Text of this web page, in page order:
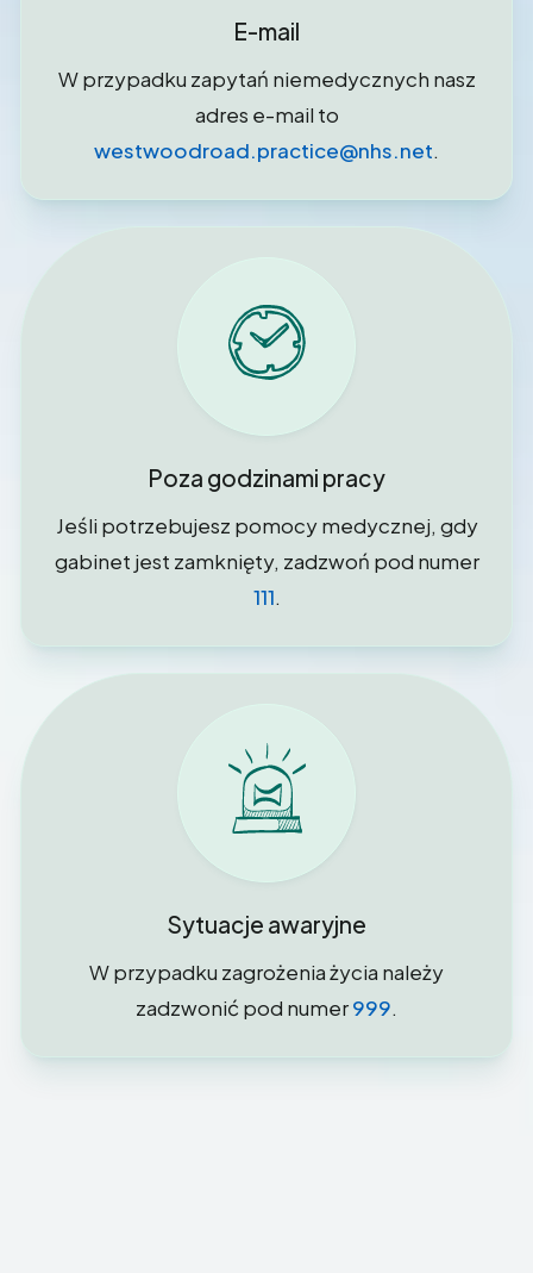
E-mail
W przypadku zapytań niemedycznych nasz
adres e-mail to
westwoodroad.practice@nhs.net.
Poza godzinami pracy
Jeśli potrzebujesz pomocy medycznej, gdy
gabinet jest zamknięty, zadzwoń pod numer
111.
Sytuacje awaryjne
W przypadku zagrożenia życia należy
zadzwonić pod numer999.